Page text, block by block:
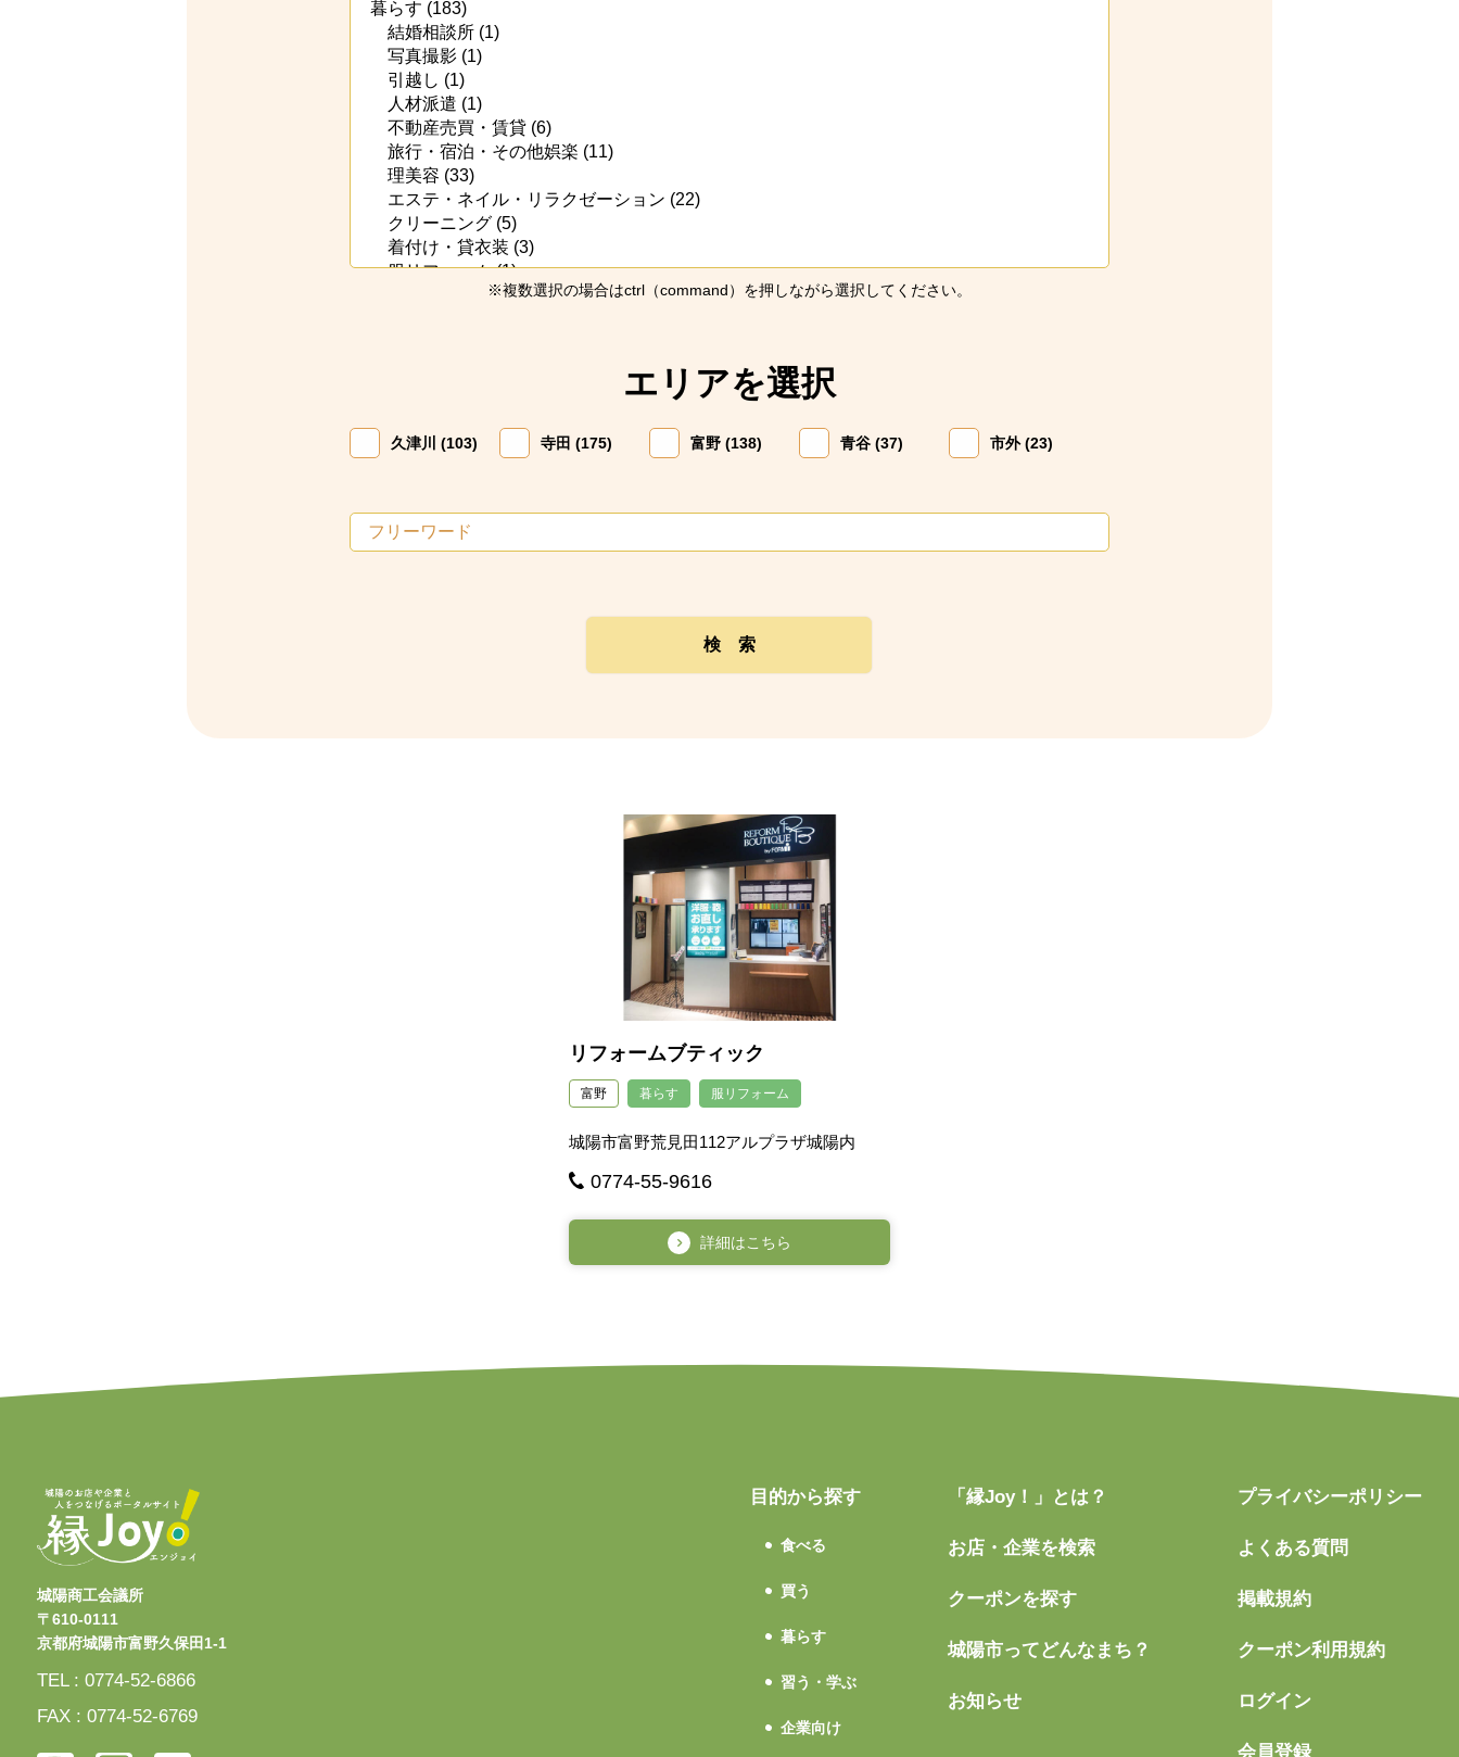
※複数選択の場合はctrl（command）を押しながら選択してください。
エリアを選択
久津川 (103) 寺田 (175) 富野 (138) 青谷 (37) 市外 (23)
リフォームブティック
富野 暮らす 服リフォーム
城陽市富野荒見田112アルプラザ城陽内
0774-55-9616
詳細はこちら
城陽商工会議所
〒610-0111
京都府城陽市富野久保田1-1
TEL : 0774-52-6866
FAX : 0774-52-6769
目的から探す
食べる
買う
暮らす
習う・学ぶ
企業向け
「縁Joy！」とは？
お店・企業を検索
クーポンを探す
城陽市ってどんなまち？
お知らせ
プライバシーポリシー
よくある質問
掲載規約
クーポン利用規約
ログイン
会員登録